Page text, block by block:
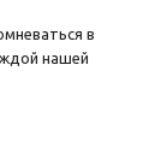
в
нашей